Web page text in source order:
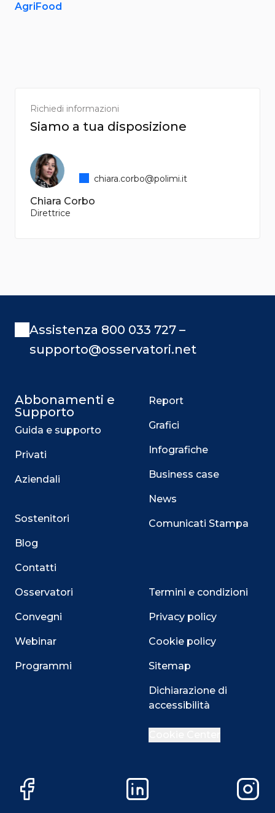
AgriFood
Richiedi informazioni
Siamo a tua disposizione
Chiara Corbo
Direttrice
chiara.corbo@polimi.it
Assistenza 800 033 727 –
supporto@osservatori.net
Abbonamenti e
Supporto
Guida e supporto
Privati
Aziendali
Sostenitori
Blog
Contatti
Osservatori
Convegni
Webinar
Programmi
Report
Grafici
Infografiche
Business case
News
Comunicati Stampa
Termini e condizioni
Privacy policy
Cookie policy
Sitemap
Dichiarazione di
accessibilità
Facebook LinkedIn